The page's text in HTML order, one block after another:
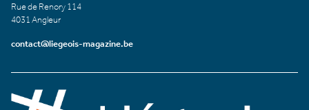
Rue de Renory 114
4031 Angleur
contact@liegeois-magazine.be